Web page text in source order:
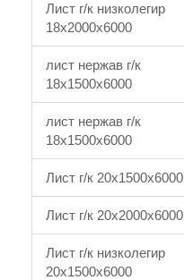
Лист г/к низколегир
18x2000x6000
лист нержав г/к
18x1500x6000
лист нержав г/к
18x1500x6000
Лист г/к 20x1500x6000
Лист г/к 20x2000x6000
Лист г/к низколегир
20x1500x6000